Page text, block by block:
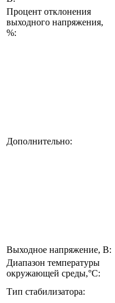
Процент отклонения
выходного напряжения,
%:
Дополнительно:
Выходное напряжение, В:
Диапазон температуры
окружающей среды,°С:
Тип стабилизатора: